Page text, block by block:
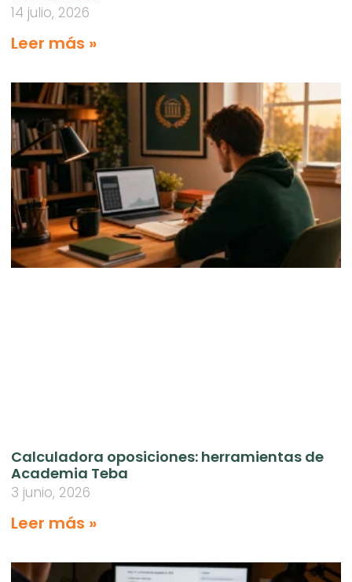
14 julio, 2026
Leer más »
Calculadora oposiciones: herramientas de
Academia Teba
3 junio, 2026
Leer más »